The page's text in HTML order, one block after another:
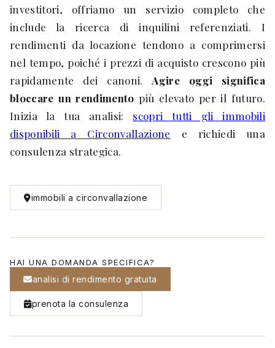
investitori, offriamo un servizio completo che
include la ricerca di inquilini referenziati. I
rendimenti da locazione tendono a comprimersi
nel tempo, poiché i prezzi di acquisto crescono più
rapidamente dei canoni.Agire oggi significa
bloccare un rendimento più elevato per il futuro.
Inizia la tua analisi: scopri tutti gli immobili
disponibili a Circonvallazione e richiedi una
consulenza strategica.
immobili a circonvallazione
HAI UNA DOMANDA SPECIFICA?
analisi di rendimento gratuita
prenota la consulenza